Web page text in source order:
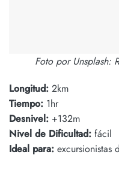
Foto por Unsplash:
Longitud: 2km
Tiempo: 1hr
Desnivel: +132m
Nivel de Dificultad: fácil
Ideal para: excursionistas